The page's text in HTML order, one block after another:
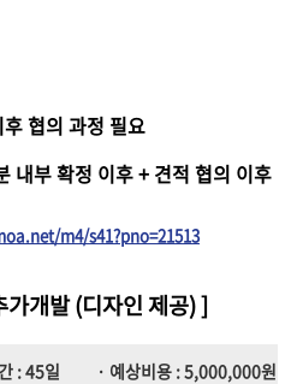
협의 과정 필요
내부 확정 이후 + 견적 협의 이후
m4/s41?pno=21513
개발 (디자인 제공)]
: 45일
· 예상비용 : 5,000,000원